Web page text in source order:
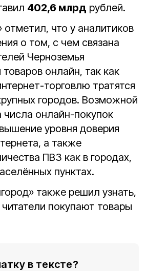
402,6 млрд рублей.
что у аналитиков
о том, с чем связана
Черноземья
онлайн, так как
торговлю тратятся
городов. Возможной
числа онлайн-покупок
уровня доверия
а также
ПВЗ как в городах,
пунктах.
также решил узнать,
покупают товары
в тексте?